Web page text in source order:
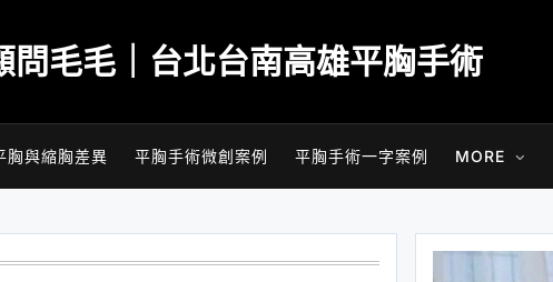
問毛毛｜台北台南高雄平胸手術
胸與縮胸差異 平胸手術微創案例 平胸手術一字案例 MORE